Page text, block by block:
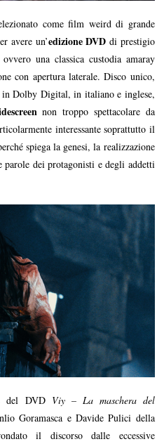
come film weird di grande
avere un’edizione DVD di prestigio
una classica custodia amaray
con apertura laterale. Disco unico,
Dolby Digital, in italiano e inglese,
non troppo spettacolare da
interessante soprattutto il
spiega la genesi, la realizzazione
dei protagonisti e degli addetti
del DVD Viy – La maschera del
Goramasca e Davide Pulici della
il discorso dalle eccessive